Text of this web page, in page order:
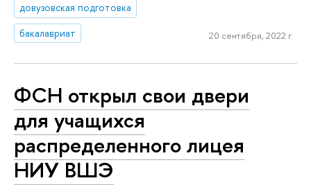
довузовская подготовка
бакалавриат
20 сентября, 2022 г.
ФСН открыл свои двери
для учащихся
распределенного лицея
НИУ ВШЭ